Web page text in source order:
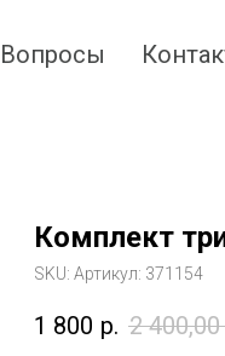
Вопросы
Комплект
SKU: Артикул: 371154
1 800 р. 2 400,00